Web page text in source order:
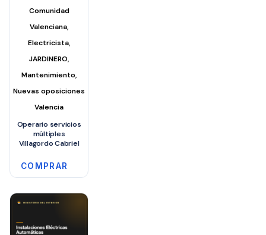
Comunidad
Valenciana,
Electricista,
JARDINERO,
Mantenimiento,
Nuevas oposiciones
Valencia
Operario servicios
múltiples
Villagordo Cabriel
COMPRAR